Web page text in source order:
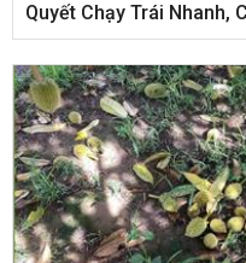
Quyết Chạy Trái Nhanh,